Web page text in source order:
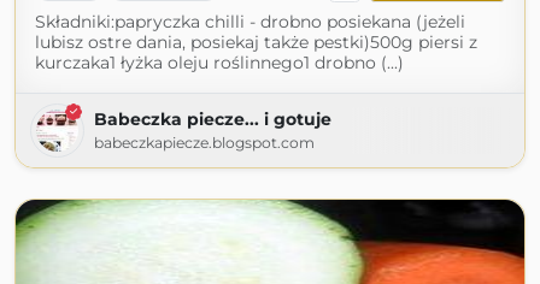
Składniki:papryczka chilli - drobno posiekana (jeżeli
lubisz ostre dania, posiekaj także pestki)500g piersi z
kurczaka1 łyżka oleju roślinnego1 drobno (...)
Babeczka piecze... i gotuje
babeczkapiecze.blogspot.com